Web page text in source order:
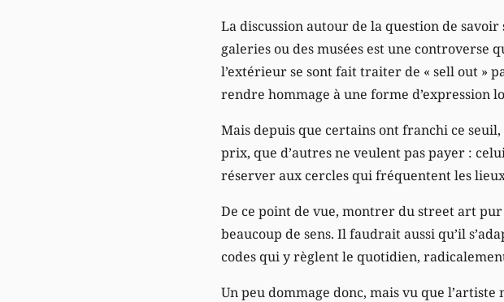
La discussion autour de la question de
galeries ou des musées est une controverse
l’extérieur se sont fait traiter de « sell out »
rendre hommage à une forme d’expression
Mais depuis que certains ont franchi ce
prix, que d’autres ne veulent pas payer :
réserver aux cercles qui fréquentent les
De ce point de vue, montrer du street art
beaucoup de sens. Il faudrait aussi qu’il
codes qui y règlent le quotidien,
Un peu dommage donc, mais vu que l’artiste